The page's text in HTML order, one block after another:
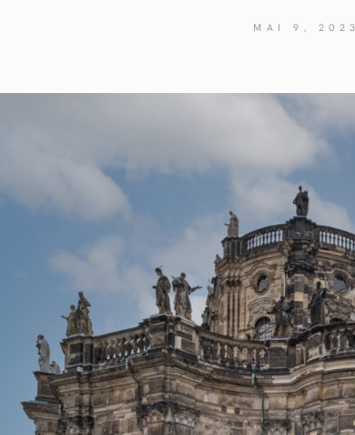
MAI 9, 2023